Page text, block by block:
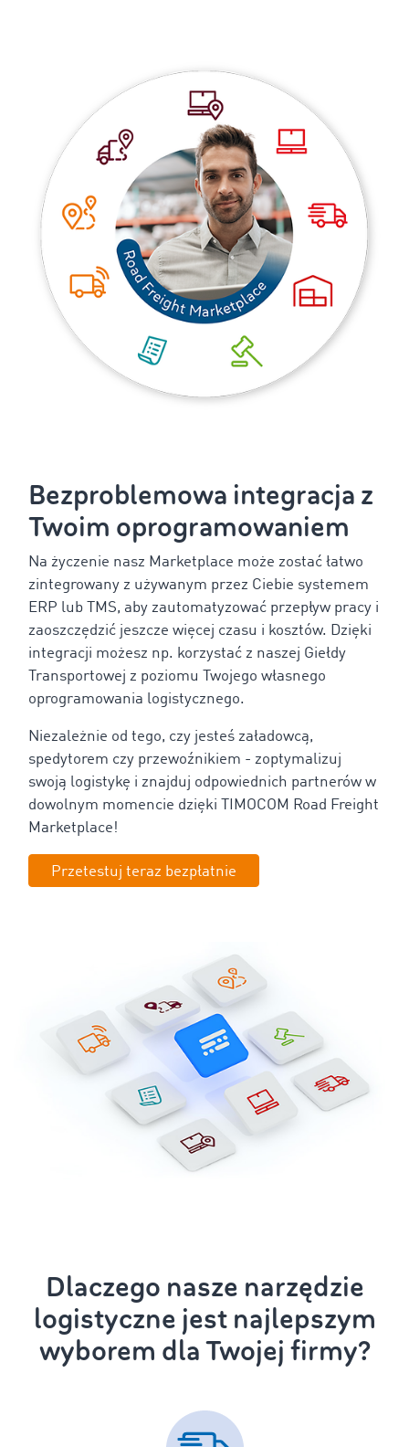
Bezproblemowa integracja z
Twoim oprogramowaniem
Na życzenie nasz Marketplace może zostać łatwo
zintegrowany z używanym przez Ciebie systemem
ERP lub TMS, aby zautomatyzować przepływ pracy i
zaoszczędzić jeszcze więcej czasu i kosztów. Dzięki
integracji możesz np. korzystać z naszej Giełdy
Transportowej z poziomu Twojego własnego
oprogramowania logistycznego.
Niezależnie od tego, czy jesteś załadowcą,
spedytorem czy przewoźnikiem - zoptymalizuj
swoją logistykę i znajduj odpowiednich partnerów w
dowolnym momencie dzięki TIMOCOM Road Freight
Marketplace!
Przetestuj teraz bezpłatnie
Dlaczego nasze narzędzie
logistyczne jest najlepszym
wyborem dla Twojej firmy?